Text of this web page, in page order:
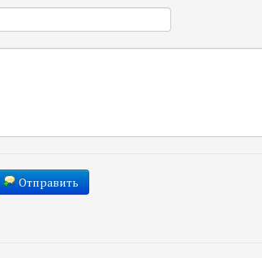
Отправить